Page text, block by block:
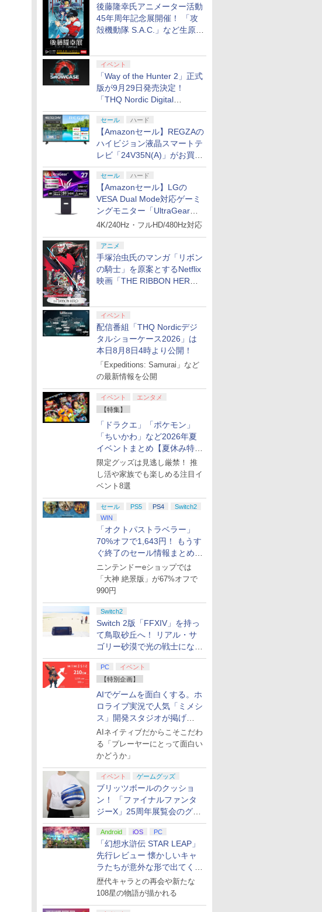
後藤隆幸氏アニメーター活動
45年周年記念展開催！ 「攻
殻機動隊 S.A.C.」など生原
イベント
「Way of the Hunter 2」正式
版が9月29日発売決定！
「THQ Nordic Digital
Showcase 2026」まとめ
セール ハード
【Amazonセール】REGZAの
ハイビジョン液晶スマートテ
レビ「24V35N(A)」がお買い
得！
セール ハード
【Amazonセール】LGの
VESA Dual Mode対応ゲーミ
ングモニター「UltraGear
27G850A-B」がお買い得！
4K/240Hz・フルHD/480Hz対応
アニメ
手塚治虫氏のマンガ「リボン
の騎士」を原案とするNetflix
映画「THE RIBBON HERO
イベント
配信番組「THQ Nordicデジ
タルショーケース2026」は
本日8月8日4時より公開！
「Expeditions: Samurai」など
の最新情報を公開
イベント
エンタメ
【特集】
「ドラクエ」「ポケモン」
「ちいかわ」など2026年夏
イベントまとめ【夏休み特
集】
限定グッズは見逃し厳禁！ 推
し活や家族でも楽しめる注目イ
ベント8選
セール PS5 PS4
Switch2
WIN
「オクトパストラベラー」
70%オフで1,643円！ もうす
ぐ終了のセール情報まとめ
【8月8日更新】
ニンテンドーeショップでは
「大神 絶景版」が67%オフで
990円
Switch2
Switch 2版「FFXIV」を持っ
て鳥取砂丘へ！ リアル・サ
ゴリー砂漠で光の戦士になっ
てみた
PC
イベント
【特別企画】
AIでゲームを面白くする。ホ
ロライブ実況で人気「ミメシ
ス」開発スタジオが掲げ
る“AI活用の信念”とは？【講
演レポート】
AIネイティブだからこそこだわ
る「プレーヤーにとって面白い
かどうか」
イベント ゲームグッズ
ブリッツボールのクッショ
ン！ 「ファイナルファンタ
ジーX」25周年展覧会のグッ
ズ情報が公開
Android iOS PC
「幻想水滸伝 STAR LEAP」
先行レビュー 懐かしいキャ
ラたちが意外な形で出てくる
シリーズ完全新作！
歴代キャラとの再会や新たな
108星の物語が描かれる